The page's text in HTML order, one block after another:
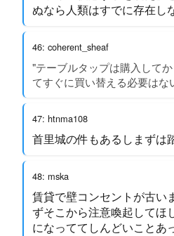
ぬなら人類はすでに存在し
46: coherent_sheaf
"テーブルタップは購入して
てすぐに買い替える必要はな
47: htnma108
首里城の件もあるしまずは
48: mska
賃貸で壁コンセントが古い
ずそこから注意喚起してほ
になっててしんどいことあ